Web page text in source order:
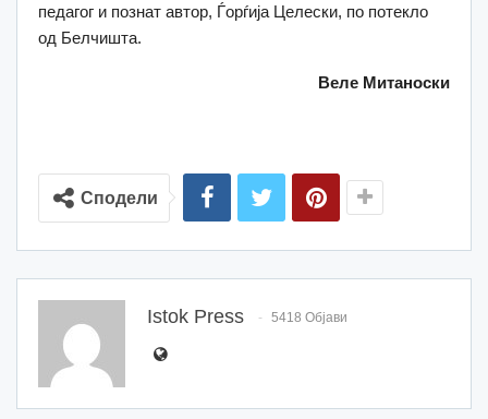
педагог и познат автор, Ѓорѓија Целески, по потекло
од Белчишта.
Веле Митаноски
Сподели
Istok Press 5418 Објави